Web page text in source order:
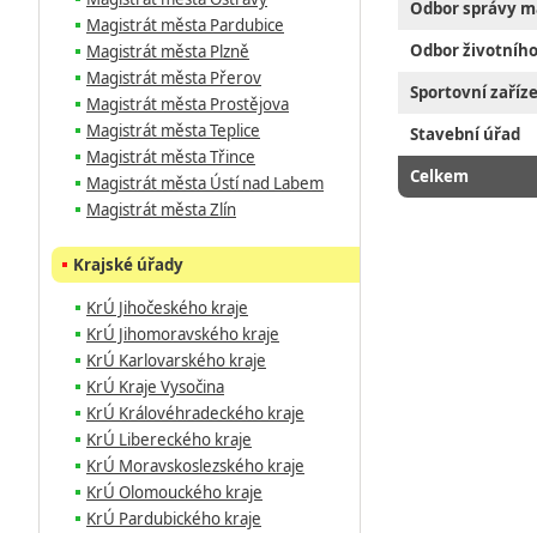
Magistrát města Pardubice
Magistrát města Plzně
Magistrát města Přerov
Magistrát města Prostějova
Magistrát města Teplice
Magistrát města Třince
Magistrát města Ústí nad Labem
Magistrát města Zlín
Krajské úřady
KrÚ Jihočeského kraje
KrÚ Jihomoravského kraje
KrÚ Karlovarského kraje
KrÚ Kraje Vysočina
KrÚ Královéhradeckého kraje
KrÚ Libereckého kraje
KrÚ Moravskoslezského kraje
KrÚ Olomouckého kraje
KrÚ Pardubického kraje
Odbor správy
Odbor
Sportovní
Stavební úřad
Celkem